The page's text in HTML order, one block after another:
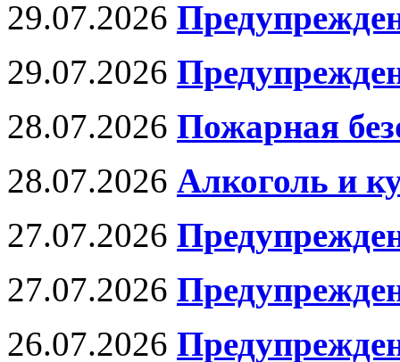
29.07.2026
29.07.2026
28.07.2026 Пожарная
28.07.2026 Алкоголь и
27.07.2026
27.07.2026
26.07.2026